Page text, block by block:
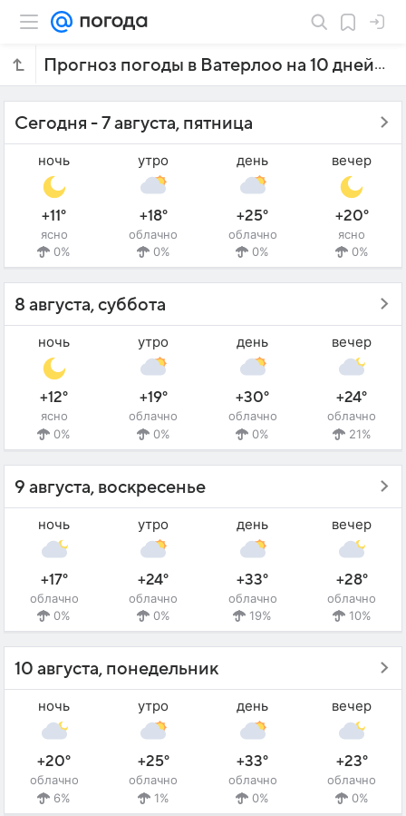
Прогноз погоды в Ватерлоо на 10 дней
Сегодня - 7 августа, пятница
ночь
+11°
ясно
0%
утро
+18°
облачно
0%
день
+25°
облачно
0%
вечер
+20°
ясно
0%
8 августа, суббота
ночь
+12°
ясно
0%
утро
+19°
облачно
0%
день
+30°
облачно
0%
вечер
+24°
облачно
21%
9 августа, воскресенье
ночь
+17°
облачно
0%
утро
+24°
облачно
0%
день
+33°
облачно
19%
вечер
+28°
облачно
10%
10 августа, понедельник
ночь
+20°
облачно
6%
утро
+25°
облачно
1%
день
+33°
облачно
0%
вечер
+23°
облачно
0%